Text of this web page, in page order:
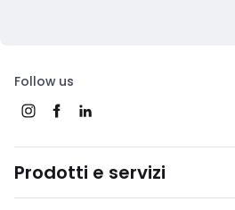
Follow us
Prodotti e servizi